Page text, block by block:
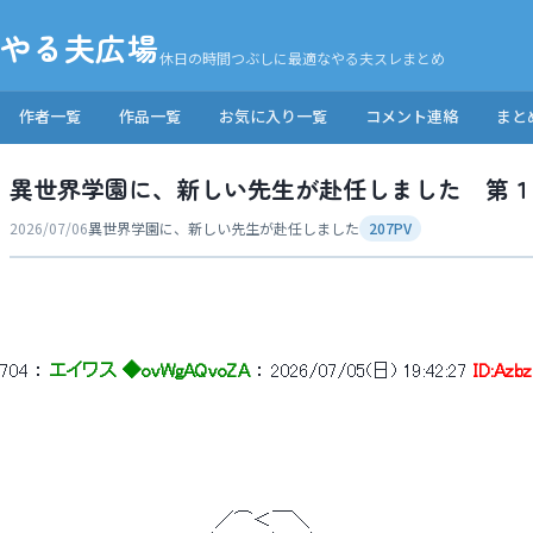
やる夫広場休日の時間つぶしに最適なやる夫スレまとめ
作者一覧 作品一覧 お気に入り一覧 コメント連絡 まと
異世界学園に、新しい先生が赴任しました 第
2026/07/06異世界学園に、新しい先生が赴任しました 207PV
704 ： エイワス ◆ovWgAQvoZA ： 2026/07/05(日) 19:42:27
／⌒＜￣＼